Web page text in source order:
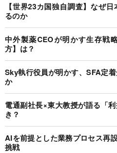
【世界23カ国独自調査】なぜ
るのか
中外製薬CEOが明かす生存戦
方】は？
Sky執行役員が明かす、SFA定
か
電通副社長×東大教授が語る「
き？
AIを前提とした業務プロセス再
挑戦